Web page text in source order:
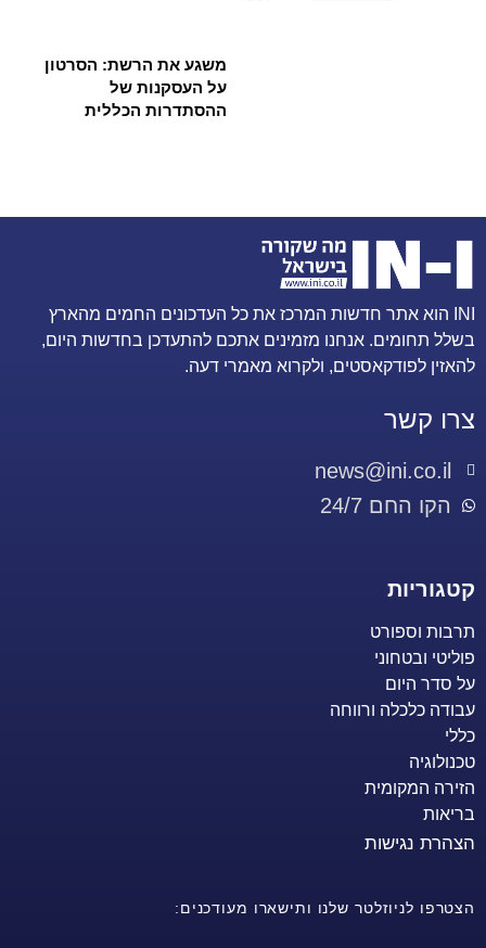
משגע את הרשת: הסרטון
על העסקנות של
ההסתדרות הכללית
INI הוא אתר חדשות המרכז את כל העדכונים החמים מהארץ
בשלל תחומים. אנחנו מזמינים אתכם להתעדכן בחדשות היום,
להאזין לפודקאסטים, ולקרוא מאמרי דעה.
צרו קשר
news@ini.co.il
הקו החם 24/7
קטגוריות
תרבות וספורט
פוליטי ובטחוני
על סדר היום
עבודה כלכלה ורווחה
כללי
טכנולוגיה
הזירה המקומית
בריאות
הצהרת נגישות
הצטרפו לניוזלטר שלנו ותישארו מעודכנים: